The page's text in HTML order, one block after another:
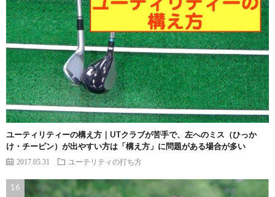
ユーティリティーの構え方｜UTクラブが苦手で、左へのミス（ひっか
け・チーピン）が出やすい方は「構え方」に問題がある場合が多い
2017.05.31 ユーテリティの打ち方